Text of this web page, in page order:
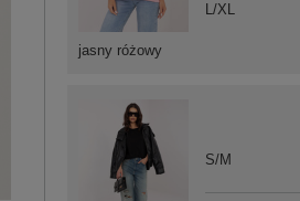
jasny różowy
L/XL
S/M